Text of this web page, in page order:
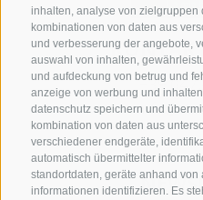
inhalten, analyse von zielgruppen
kombinationen von daten aus
und verbesserung der angebote,
auswahl von inhalten,
und aufdeckung von betrug und
anzeige von werbung und
datenschutz speichern und
kombination von daten aus
verschiedener endgeräte,
automatisch übermittelter
standortdaten, geräte anhand von
informationen identifizieren. Es
+39